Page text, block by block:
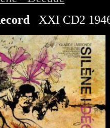
XXI CD2